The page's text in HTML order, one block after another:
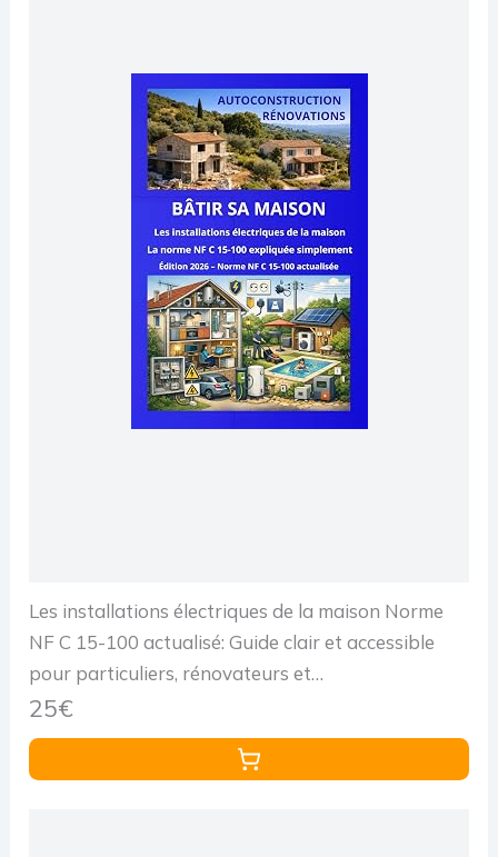
Les installations électriques de la maison Norme
NF C 15-100 actualisé: Guide clair et accessible
pour particuliers, rénovateurs et
autoconstructeurs
25€